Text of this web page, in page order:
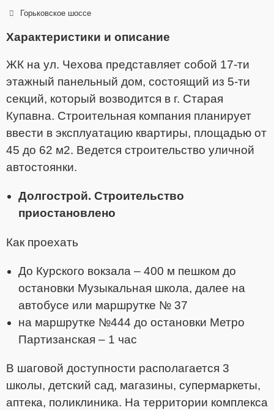
Горьковское шоссе
Характеристики и описание
ЖК на ул. Чехова представляет собой 17-ти
этажный панельный дом, состоящий из 5-ти
секций, который возводится в г. Старая
Купавна. Строительная компания планирует
ввести в эксплуатацию квартиры, площадью от
45 до 62 м2. Ведется строительство уличной
автостоянки.
Долгострой. Строительство
приостановлено
Как проехать
До Курского вокзала – 400 м пешком до
остановки Музыкальная школа, далее на
автобусе или маршрутке № 37
на маршрутке №444 до остановки Метро
Партизанская – 1 час
В шаговой доступности располагается 3
школы, детский сад, магазины, супермаркеты,
аптека, поликлиника. На территории комплекса